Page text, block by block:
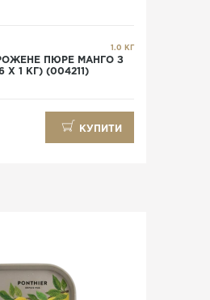
1.0 КГ
ПЮРЕ МАНГО З
Х 1 КГ) (004211)
КУПИТИ